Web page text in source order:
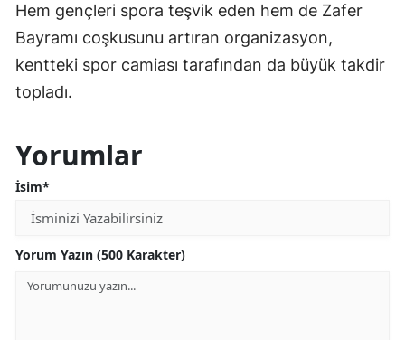
Hem gençleri spora teşvik eden hem de Zafer
Bayramı coşkusunu artıran organizasyon,
kentteki spor camiası tarafından da büyük takdir
topladı.
Yorumlar
İsim*
Yorum Yazın (500 Karakter)